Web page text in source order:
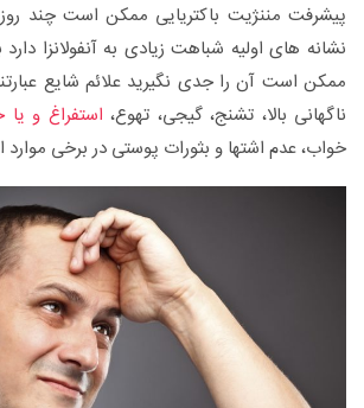
پیشرفت مننژیت باکتریایی ممکن است چند
نشانه های اولیه شباهت زیادی به آنفولانزا
ممکن است آن را جدی نگیرید علائم شایع
ناگهانی بالا، تشنج، گیجی، تهوع، استفراغ و
خواب، عدم اشتها و بثورات پوستی در برخی